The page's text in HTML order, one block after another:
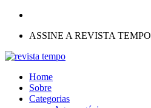
ASSINE A REVISTA TEMPO
Home
Sobre
Categorias